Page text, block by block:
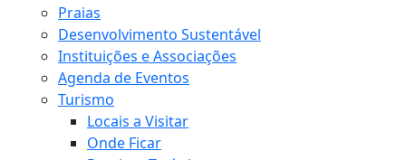
Praias
Desenvolvimento Sustentável
Instituições e Associações
Agenda de Eventos
Turismo
Locais a Visitar
Onde Ficar